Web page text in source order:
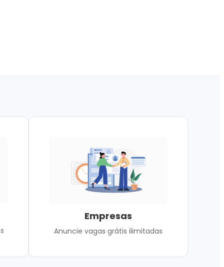
Empresas
Anuncie vagas grátis ilimitadas